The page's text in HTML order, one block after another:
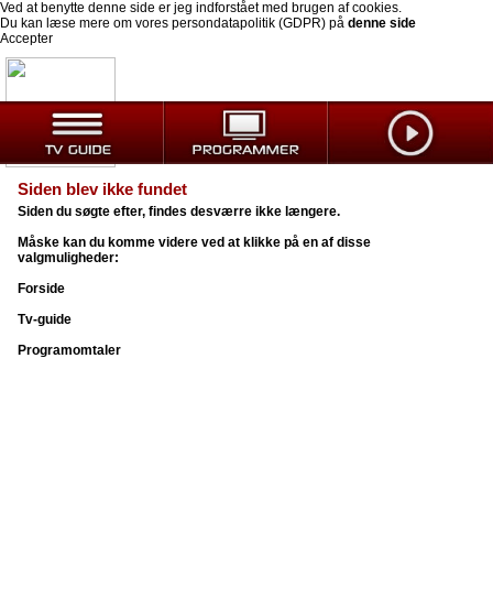
Ved at benytte denne side er jeg indforstået med brugen af cookies.
Du kan læse mere om vores persondatapolitik (GDPR) på denne side
Accepter
Siden blev ikke fundet
Siden du søgte efter, findes desværre ikke længere.
Måske kan du komme videre ved at klikke på en af disse
valgmuligheder:
Forside
Tv-guide
Programomtaler